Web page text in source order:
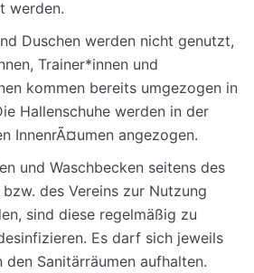
werden.
Duschen werden nicht genutzt,
Trainer*innen und
kommen bereits umgezogen in
Hallenschuhe werden in der
InnenrÃ¤umen angezogen.
und Waschbecken seitens des
des Vereins zur Nutzung
sind diese regelmäßig zu
Es darf sich jeweils
den Sanitärräumen aufhalten.